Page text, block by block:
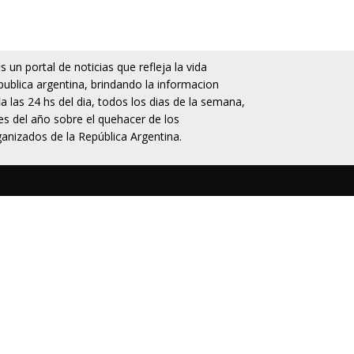
un portal de noticias que refleja la vida
argentina, brindando la informacion
las 24 hs del dia, todos los dias de la semana,
del año sobre el quehacer de los
de la República Argentina.